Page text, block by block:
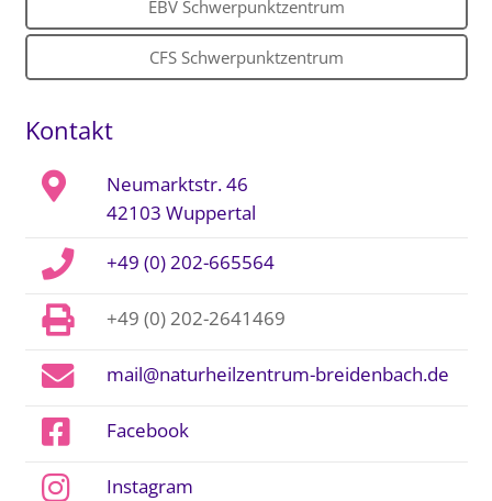
EBV Schwerpunktzentrum
CFS Schwerpunktzentrum
Kontakt
Neumarktstr. 46
42103 Wuppertal
+49 (0) 202-665564
+49 (0) 202-2641469
mail@naturheilzentrum-breidenbach.de
Facebook
Instagram